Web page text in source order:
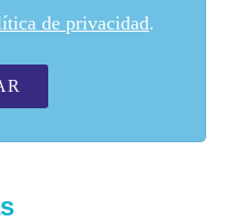
de privacidad.